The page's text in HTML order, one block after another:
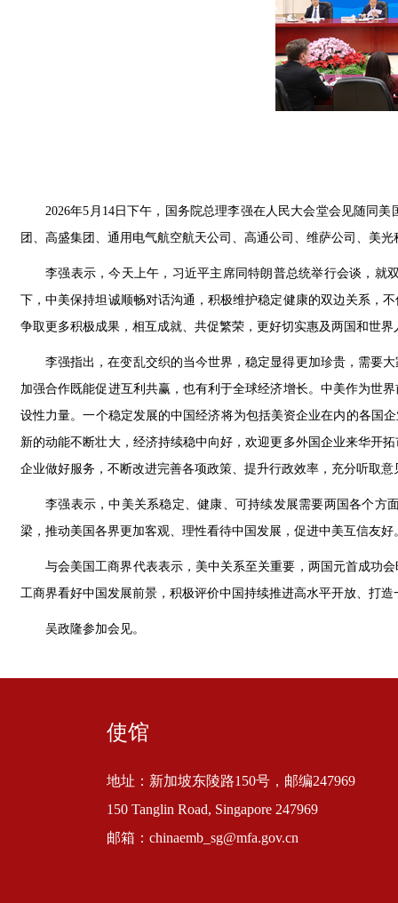
2026年5月14日下午，国务院总理李强在人民大会堂会见随同
团、高盛集团、通用电气航空航天公司、高通公司、维萨公司、美
李强表示，今天上午，习近平主席同特朗普总统举行会谈，就
下，中美保持坦诚顺畅对话沟通，积极维护稳定健康的双边关系，
争取更多积极成果，相互成就、共促繁荣，更好切实惠及两国和世界
李强指出，在变乱交织的当今世界，稳定显得更加珍贵，需要
加强合作既能促进互利共赢，也有利于全球经济增长。中美作为世
设性力量。一个稳定发展的中国经济将为包括美资企业在内的各国
新的动能不断壮大，经济持续稳中向好，欢迎更多外国企业来华开
企业做好服务，不断改进完善各项政策、提升行政效率，充分听取
李强表示，中美关系稳定、健康、可持续发展需要两国各个方
梁，推动美国各界更加客观、理性看待中国发展，促进中美互信友好
与会美国工商界代表表示，美中关系至关重要，两国元首成功
工商界看好中国发展前景，积极评价中国持续推进高水平开放、打
吴政隆参加会见。
使馆
地址：新加坡东陵路150号，邮编247969
150 Tanglin Road, Singapore 247969
邮箱：chinaemb_sg@mfa.gov.cn